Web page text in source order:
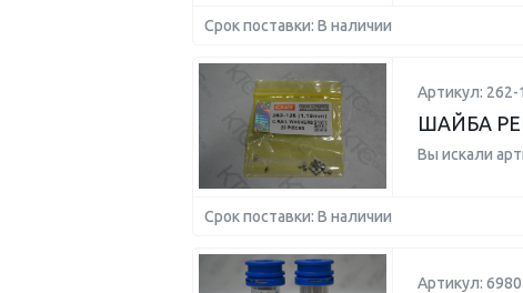
Срок поставки: В наличии
Артикул: 262-
ШАЙБА
Вы искали
Срок поставки: В наличии
Артикул: